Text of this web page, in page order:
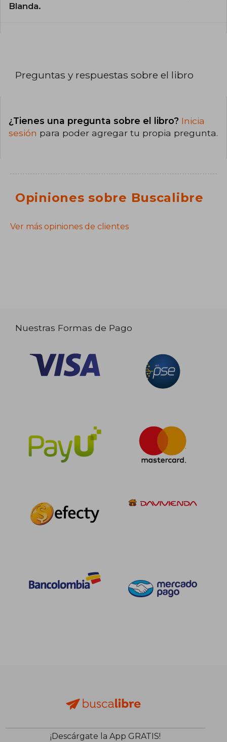
Blanda.
Preguntas y respuestas sobre el libro
¿Tienes una pregunta sobre el libro? Inicia
sesión para poder agregar tu propia pregunta.
Opiniones sobre Buscalibre
Ver más opiniones de clientes
Nuestras Formas de Pago
¡Descárgate la App GRATIS!